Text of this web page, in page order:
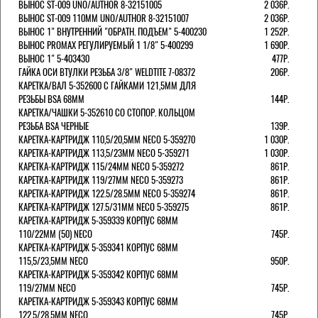
ВЫНОС ST-009 UNO/AUTHOR 8-32151005
2 036Р.
ВЫНОС ST-009 110ММ UNO/AUTHOR 8-32151007
2 036Р.
ВЫНОС 1" ВНУТРЕННИЙ "ОБРАТН. ПОДЪЕМ" 5-400230
1 252Р.
ВЫНОС PROMAX РЕГУЛИРУЕМЫЙ 1 1/8" 5-400299
1 690Р.
ВЫНОС 1" 5-403430
477Р.
ГАЙКА ОСИ ВТУЛКИ РЕЗЬБА 3/8" WELDTITE 7-08372
206Р.
КАРЕТКА/ВАЛ 5-352600 С ГАЙКАМИ 121,5ММ ДЛЯ
РЕЗЬБЫ BSA 68ММ
144Р.
КАРЕТКА/ЧАШКИ 5-352610 СО СТОПОР. КОЛЬЦОМ
РЕЗЬБА BSA ЧЕРНЫЕ
139Р.
КАРЕТКА-КАРТРИДЖ 110,5/20,5ММ NECO 5-359270
1 030Р.
КАРЕТКА-КАРТРИДЖ 113,5/23ММ NECO 5-359271
1 030Р.
КАРЕТКА-КАРТРИДЖ 115/24ММ NECO 5-359272
861Р.
КАРЕТКА-КАРТРИДЖ 119/27ММ NECO 5-359273
861Р.
КАРЕТКА-КАРТРИДЖ 122.5/28.5ММ NECO 5-359274
861Р.
КАРЕТКА-КАРТРИДЖ 127.5/31ММ NECO 5-359275
861Р.
КАРЕТКА-КАРТРИДЖ 5-359339 КОРПУС 68ММ
110/22ММ (50) NECO
745Р.
КАРЕТКА-КАРТРИДЖ 5-359341 КОРПУС 68ММ
115,5/23,5ММ NECO
950Р.
КАРЕТКА-КАРТРИДЖ 5-359342 КОРПУС 68ММ
119/27ММ NECO
745Р.
КАРЕТКА-КАРТРИДЖ 5-359343 КОРПУС 68ММ
122,5/28,5ММ NECO
745Р.